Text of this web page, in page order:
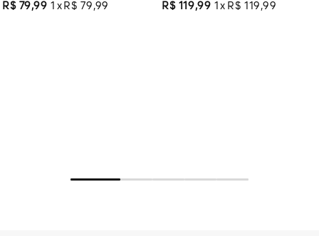
R$ 79,99 1 R$ 79 ,99 R$ 119,99 1 R$ 119 ,99